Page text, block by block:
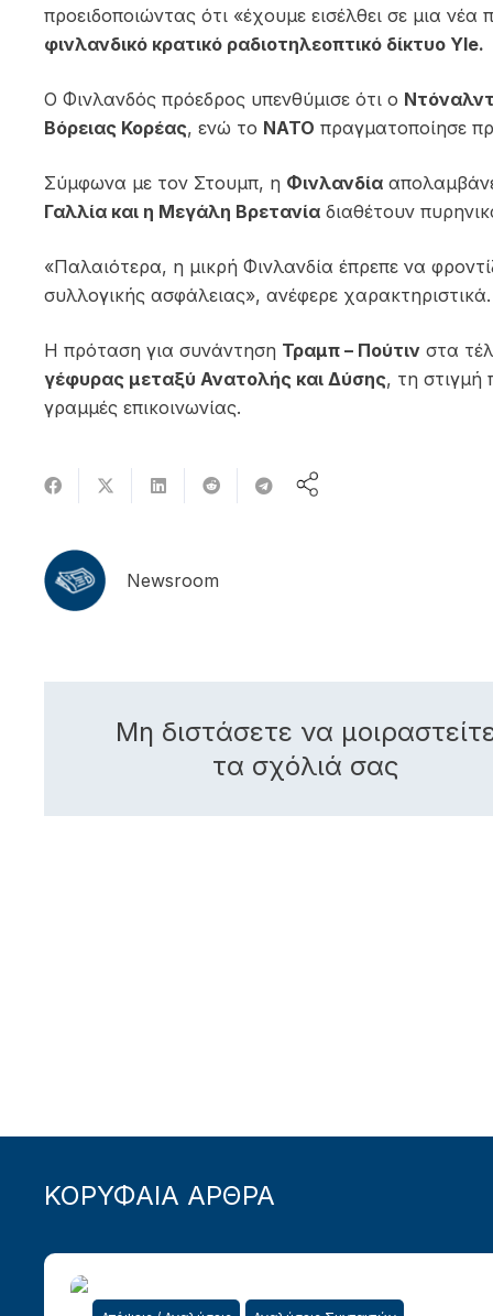
προειδοποιώντας ότι «έχουμε εισέλθει σε μια
φινλανδικό κρατικό ραδιοτηλεοπτικό δίκτυο Yle.
Ο Φινλανδός πρόεδρος υπενθύμισε ότι ο
Βόρειας Κορέας, ενώ το ΝΑΤΟ πραγματοποίησε
Σύμφωνα με τον Στουμπ, η Φινλανδία
Γαλλία και η Μεγάλη Βρετανία διαθέτουν
«Παλαιότερα, η μικρή Φινλανδία έπρεπε να
συλλογικής ασφάλειας», ανέφερε χαρακτηριστικά.
Η πρόταση για συνάντηση Τραμπ – Πούτιν στα
γέφυρας μεταξύ Ανατολής και Δύσης, τη στιγμή
γραμμές επικοινωνίας.
Newsroom
Μη διστάσετε να
τα σχόλιά σας
ΚΟΡΥΦΑΙΑ ΑΡΘΡΑ